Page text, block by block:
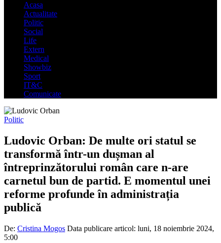
Acasa
Actualitate
Politic
Social
Life
Extern
Medical
Showbiz
Sport
IT&C
Comunicate
Politic
Ludovic Orban: De multe ori statul se
transformă într-un dușman al
întreprinzătorului român care n-are
carnetul bun de partid. E momentul unei
reforme profunde în administrația
publică
De: Cristina Mogos Data publicare articol: luni, 18 noiembrie 2024,
5:00